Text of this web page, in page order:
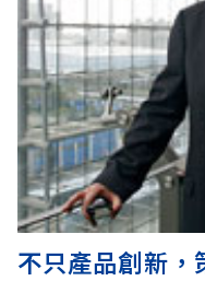
不只產品創新，